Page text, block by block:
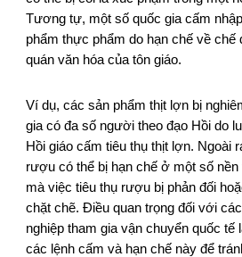
Tương tự, một số quốc gia cấm
phẩm thực phẩm do hạn chế về chế
quán văn hóa của tôn giáo.
Ví dụ, các sản phẩm thịt lợn bị
gia có đa số người theo đạo Hồi do
Hồi giáo cấm tiêu thụ thịt lợn. Ngoài
rượu có thể bị hạn chế ở một số
mà việc tiêu thụ rượu bị phản đối
chặt chẽ. Điều quan trọng đối với
nghiệp tham gia vận chuyển quốc tế
các lệnh cấm và hạn chế này để